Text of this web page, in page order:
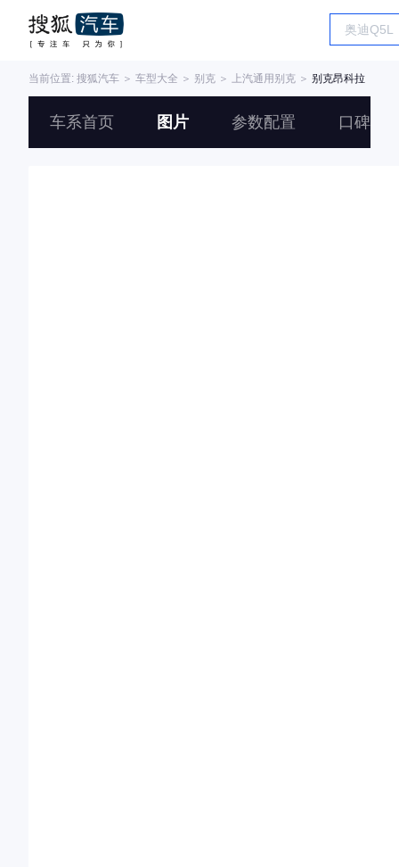
当前位置: 搜狐汽车 ＞ 车型大全 ＞ 别克 ＞ 上汽通用别克 ＞ 别克昂科拉
车系首页 图片 参数配置 口碑